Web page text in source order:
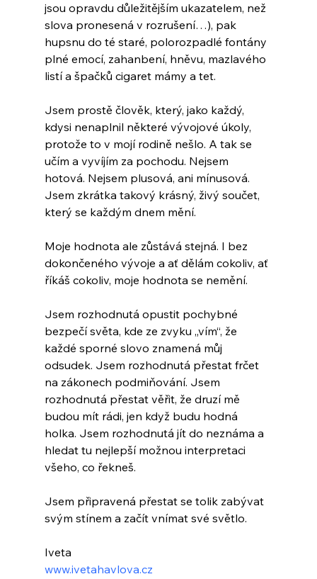
jsou opravdu důležitějším ukazatelem, než
slova pronesená v rozrušení…), pak
hupsnu do té staré, polorozpadlé fontány
plné emocí, zahanbení, hněvu, mazlavého
listí a špačků cigaret mámy a tet.
Jsem prostě člověk, který, jako každý,
kdysi nenaplnil některé vývojové úkoly,
protože to v mojí rodině nešlo. A tak se
učím a vyvíjím za pochodu. Nejsem
hotová. Nejsem plusová, ani mínusová.
Jsem zkrátka takový krásný, živý součet,
který se každým dnem mění.
Moje hodnota ale zůstává stejná. I bez
dokončeného vývoje a ať dělám cokoliv, ať
říkáš cokoliv, moje hodnota se nemění.
Jsem rozhodnutá opustit pochybné
bezpečí světa, kde ze zvyku „vím“, že
každé sporné slovo znamená můj
odsudek. Jsem rozhodnutá přestat frčet
na zákonech podmiňování. Jsem
rozhodnutá přestat věřit, že druzí mě
budou mít rádi, jen když budu hodná
holka. Jsem rozhodnutá jít do neznáma a
hledat tu nejlepší možnou interpretaci
všeho, co řekneš.
Jsem připravená přestat se tolik zabývat
svým stínem a začít vnímat své světlo.
Iveta
www.ivetahavlova.cz